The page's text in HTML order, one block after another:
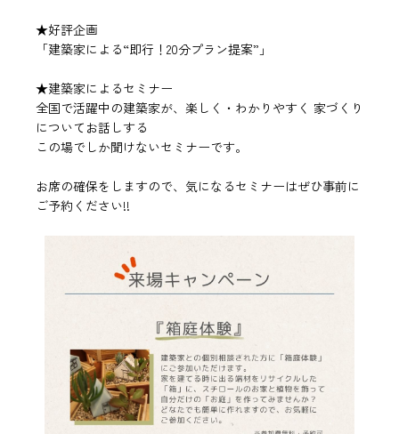
★好評企画
「建築家による“即行！20分プラン提案”」
★建築家によるセミナー
全国で活躍中の建築家が、楽しく・わかりやすく 家づくり
についてお話しする
この場でしか聞けないセミナーです。
お席の確保をしますので、気になるセミナーはぜひ事前に
ご予約ください!!